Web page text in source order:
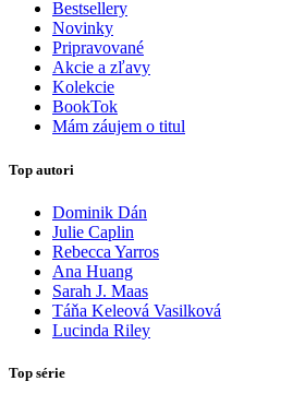
Bestsellery
Novinky
Pripravované
Akcie a zľavy
Kolekcie
BookTok
Mám záujem o titul
Top autori
Dominik Dán
Julie Caplin
Rebecca Yarros
Ana Huang
Sarah J. Maas
Táňa Keleová Vasilková
Lucinda Riley
Top série